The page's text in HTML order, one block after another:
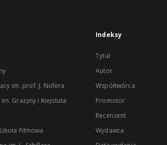
im. prof. J. Nofera
Grażyny i Kiejstuta
Filmowa
Indeksy
Tytuł
Autor
Współtwórca
Promotor
Recenzent
Wydawca